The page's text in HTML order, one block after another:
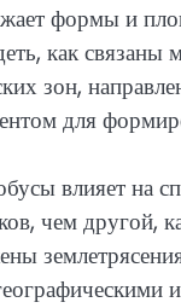
формы и
как
зон,
для
влияет на
чем другой,